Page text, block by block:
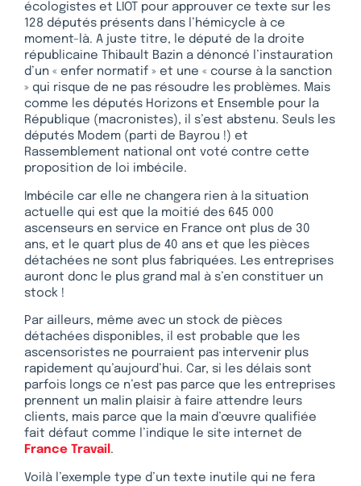
écologistes et LIOT pour approuver ce texte sur les
128 députés présents dans l’hémicycle à ce
moment-là. A juste titre, le député de la droite
républicaine Thibault Bazin a dénoncé l’instauration
d’un « enfer normatif » et une « course à la sanction
» qui risque de ne pas résoudre les problèmes. Mais
comme les députés Horizons et Ensemble pour la
République (macronistes), il s’est abstenu. Seuls les
députés Modem (parti de Bayrou !) et
Rassemblement national ont voté contre cette
proposition de loi imbécile.
Imbécile car elle ne changera rien à la situation
actuelle qui est que la moitié des 645 000
ascenseurs en service en France ont plus de 30
ans, et le quart plus de 40 ans et que les pièces
détachées ne sont plus fabriquées. Les entreprises
auront donc le plus grand mal à s’en constituer un
stock !
Par ailleurs, même avec un stock de pièces
détachées disponibles, il est probable que les
ascensoristes ne pourraient pas intervenir plus
rapidement qu’aujourd’hui. Car, si les délais sont
parfois longs ce n’est pas parce que les entreprises
prennent un malin plaisir à faire attendre leurs
clients, mais parce que la main d’œuvre qualifiée
fait défaut comme l’indique le site internet de
France Travail .
Voilà l’exemple type d’un texte inutile qui ne fera